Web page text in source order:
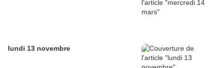
lundi 13 novembre